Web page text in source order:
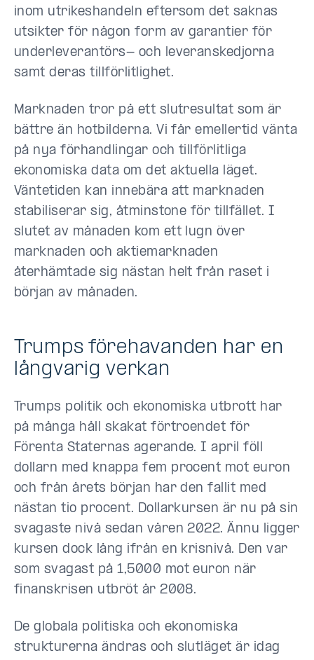
inom utrikeshandeln eftersom det saknas
utsikter för någon form av garantier för
underleverantörs- och leveranskedjorna
samt deras tillförlitlighet.
Marknaden tror på ett slutresultat som är
bättre än hotbilderna. Vi får emellertid vänta
på nya förhandlingar och tillförlitliga
ekonomiska data om det aktuella läget.
Väntetiden kan innebära att marknaden
stabiliserar sig, åtminstone för tillfället. I
slutet av månaden kom ett lugn över
marknaden och aktiemarknaden
återhämtade sig nästan helt från raset i
början av månaden.
Trumps förehavanden har en
långvarig verkan
Trumps politik och ekonomiska utbrott har
på många håll skakat förtroendet för
Förenta Staternas agerande. I april föll
dollarn med knappa fem procent mot euron
och från årets början har den fallit med
nästan tio procent. Dollarkursen är nu på sin
svagaste nivå sedan våren 2022. Ännu ligger
kursen dock lång ifrån en krisnivå. Den var
som svagast på 1,5000 mot euron när
finanskrisen utbröt år 2008.
De globala politiska och ekonomiska
strukturerna ändras och slutläget är idag